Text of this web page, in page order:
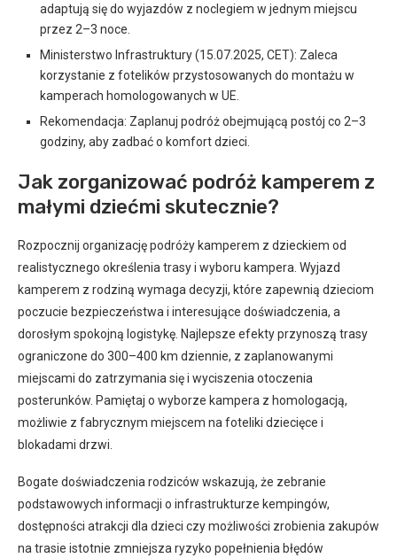
adaptują się do wyjazdów z noclegiem w jednym miejscu
przez 2–3 noce.
Ministerstwo Infrastruktury (15.07.2025, CET): Zaleca
korzystanie z fotelików przystosowanych do montażu w
kamperach homologowanych w UE.
Rekomendacja: Zaplanuj podróż obejmującą postój co 2–3
godziny, aby zadbać o komfort dzieci.
Jak zorganizować podróż kamperem z
małymi dziećmi skutecznie?
Rozpocznij organizację podróży kamperem z dzieckiem od
realistycznego określenia trasy i wyboru kampera. Wyjazd
kamperem z rodziną wymaga decyzji, które zapewnią dzieciom
poczucie bezpieczeństwa i interesujące doświadczenia, a
dorosłym spokojną logistykę. Najlepsze efekty przynoszą trasy
ograniczone do 300–400 km dziennie, z zaplanowanymi
miejscami do zatrzymania się i wyciszenia otoczenia
posterunków. Pamiętaj o wyborze kampera z homologacją,
możliwie z fabrycznym miejscem na foteliki dziecięce i
blokadami drzwi.
Bogate doświadczenia rodziców wskazują, że zebranie
podstawowych informacji o infrastrukturze kempingów,
dostępności atrakcji dla dzieci czy możliwości zrobienia zakupów
na trasie istotnie zmniejsza ryzyko popełnienia błędów